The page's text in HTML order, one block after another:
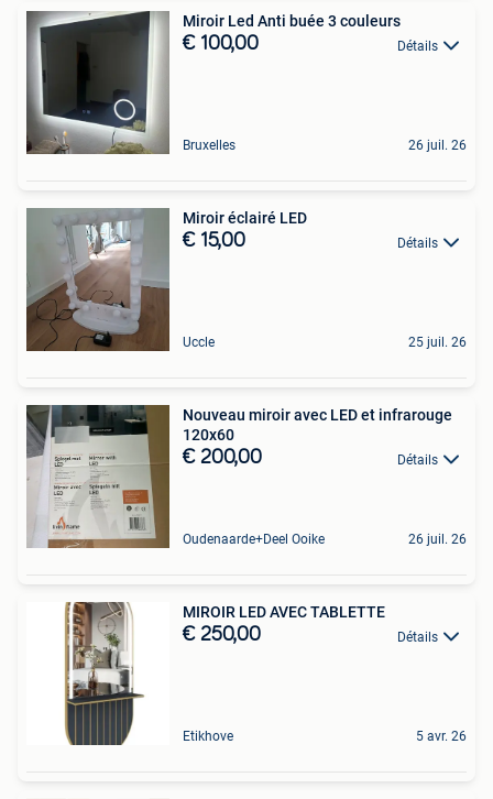
Miroir Led Anti buée 3 couleurs
€ 100,00 Détails
Bruxelles 26 juil. 26
Miroir éclairé LED
€ 15,00 Détails
Uccle 25 juil. 26
Nouveau miroir avec LED et infrarouge
120x60
€ 200,00 Détails
Oudenaarde+Deel Ooike 26 juil. 26
MIROIR LED AVEC TABLETTE
€ 250,00 Détails
Etikhove 5 avr. 26